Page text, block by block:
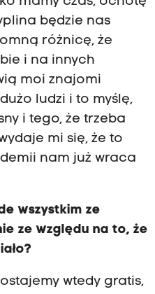
będzie nas
różnicę, że
i na innych
moi znajomi
ludzi i to myślę,
i tego, że trzeba
mi się, że to
nam już wraca
wszystkim ze
ze względu na to, że
wtedy gratis,